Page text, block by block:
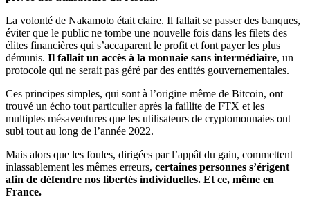
La volonté de Nakamoto était claire. Il fallait se passer des banques,
éviter que le public ne tombe une nouvelle fois dans les filets des
élites financières qui s’accaparent le profit et font payer les plus
démunis. Il fallait un accès à la monnaie sans intermédiaire, un
protocole qui ne serait pas géré par des entités gouvernementales.
Ces principes simples, qui sont à l’origine même de Bitcoin, ont
trouvé un écho tout particulier après la faillite de FTX et les
multiples mésaventures que les utilisateurs de cryptomonnaies ont
subi tout au long de l’année 2022.
Mais alors que les foules, dirigées par l’appât du gain, commettent
inlassablement les mêmes erreurs, certaines personnes s’érigent
afin de défendre nos libertés individuelles. Et ce, même en
France.